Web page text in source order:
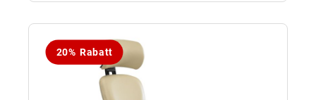
20% Rabatt